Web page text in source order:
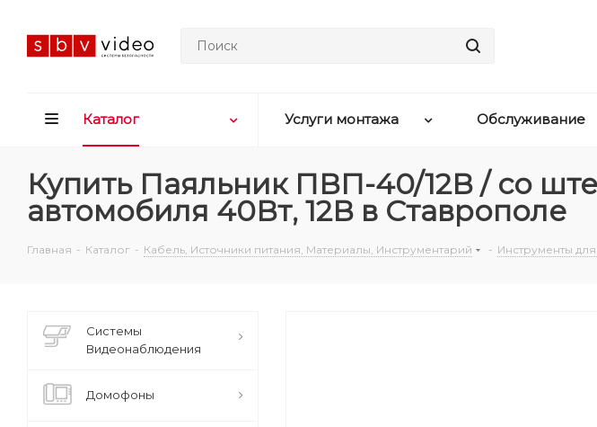
Каталог Услуги монтажа Обслуживание
Купить Паяльник ПВП-40/12В / со
автомобиля 40Вт, 12В в Ставрополе
Главная - Каталог - Кабель, Источники питания, Материалы, Инструментарий - Инструменты
Системы
Видеонаблюдения
Домофоны